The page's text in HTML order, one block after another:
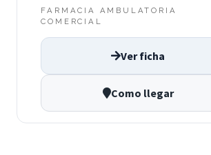
FARMACIA AMBULATORIA
COMERCIAL
Ver ficha
Como llegar